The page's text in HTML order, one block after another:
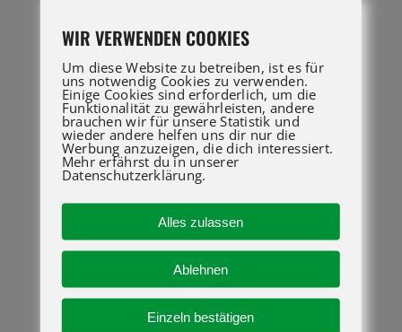
DOWNLOADS
WIR VERWENDEN COOKIES
Um diese Website zu betreiben, ist es für
uns notwendig Cookies zu verwenden.
Einige Cookies sind erforderlich, um die
Funktionalität zu gewährleisten, andere
brauchen wir für unsere Statistik und
wieder andere helfen uns dir nur die
Werbung anzuzeigen, die dich interessiert.
Mehr erfährst du in unserer
Datenschutzerklärung.
Alles zulassen
Ablehnen
Einzeln bestätigen